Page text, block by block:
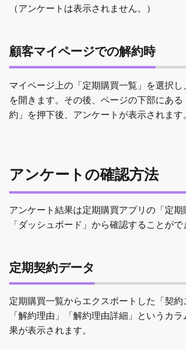
（アンケートは表示されません。）
顧客マイページでの解約時
マイページ上の「定期購買一覧」を選択
を開きます。その後、ページの下部にあ
約」を押下後、アンケートが表示されます。
アンケートの確認方法
アンケート結果は定期購買アプリの「定期
「ダッシュボード」から確認することがで
定期契約データ
定期購買一覧からエクスポートした「契
「解約理由」「解約理由詳細」というカ
果が表示されます。